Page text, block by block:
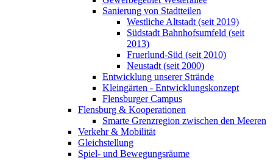
Sanierung von Stadtteilen
Westliche Altstadt (seit 2019)
Südstadt Bahnhofsumfeld (seit
2013)
Fruerlund-Süd (seit 2010)
Neustadt (seit 2000)
Entwicklung unserer Strände
Kleingärten - Entwicklungskonzept
Flensburger Campus
Flensburg & Kooperationen
Smarte Grenzregion zwischen den Meeren
Verkehr & Mobilität
Gleichstellung
Spiel- und Bewegungsräume